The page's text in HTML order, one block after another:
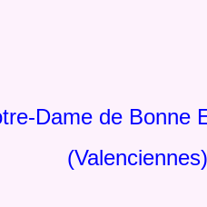
Dame de Bonne
(Valenciennes)